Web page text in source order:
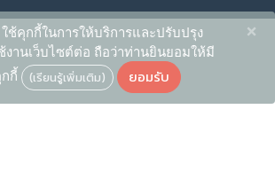
ใช้คุกกี้ในการให้บริการและปรับปรุง
งานเว็บไซต์ต่อ ถือว่าท่านยินยอมให้มี
กกี้ (เรียนรู้เพิ่มเติม) ยอมรับ
×